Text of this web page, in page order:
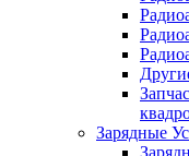
Зарядные